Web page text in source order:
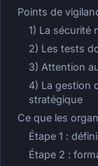
Points de
1) La sécurité
2) Les tests
3) Attention
4) La gestion
stratégique
Ce que les
Étape 1 :
Étape 2 :